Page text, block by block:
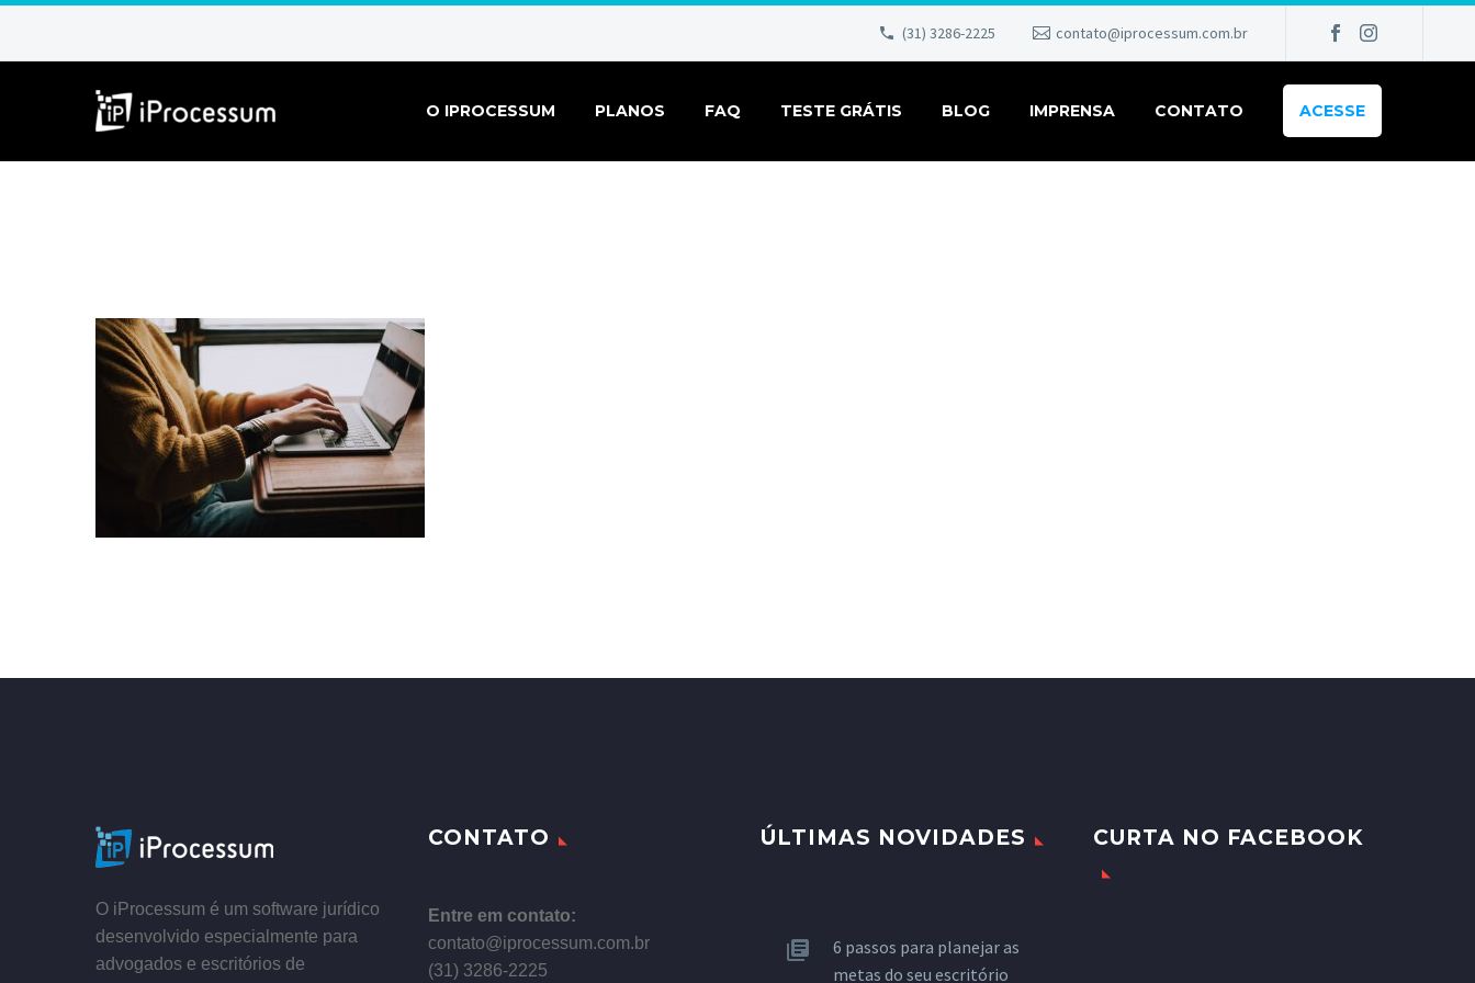
(31) 3286-2225 contato@iprocessum.com.br
O IPROCESSUM PLANOS FAQ TESTE GRÁTIS BLOG IMPRENSA CONTATO ACESSE
O iProcessum é um software jurídico
desenvolvido especialmente para
advogados e escritórios de
CONTATO
Entre em contato:
contato@iprocessum.com.br
(31) 3286-2225
ÚLTIMAS NOVIDADES
6 passos para planejar as
metas do seu escritório
CURTA NO FACEBOOK